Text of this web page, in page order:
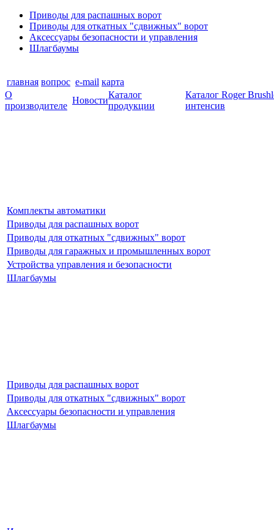
Приводы для распашных ворот
Приводы для откатных "сдвижных" ворот
Аксессуары безопасности и управления
Шлагбаумы
главная вопрос e-mail карта
О
производителе
Новости
Каталог
продукции
Каталог Roger
интенсив
Комплекты автоматики
Приводы для распашных ворот
Приводы для откатных "сдвижных" ворот
Приводы для гаражных и промышленных ворот
Устройства управления и безопасности
Шлагбаумы
Приводы для распашных ворот
Приводы для откатных "сдвижных" ворот
Аксессуары безопасности и управления
Шлагбаумы